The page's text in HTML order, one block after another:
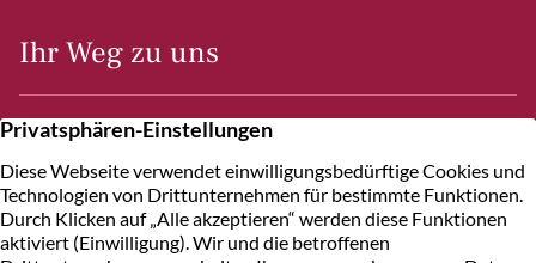
Ihr Weg zu uns
Frahmredder 7
Kontakt